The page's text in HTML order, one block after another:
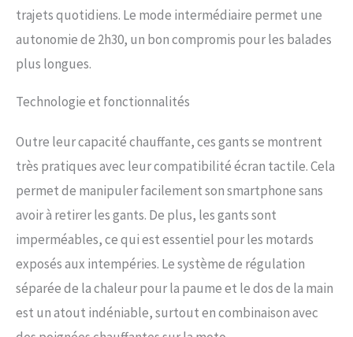
vous pouvez utiliser votre
smartphone sans effort
trajets quotidiens. Le mode intermédiaire permet une
autonomie de 2h30, un bon compromis pour les balades
plus longues.
Technologie et fonctionnalités
Outre leur capacité chauffante, ces gants se montrent
très pratiques avec leur compatibilité écran tactile. Cela
permet de manipuler facilement son smartphone sans
avoir à retirer les gants. De plus, les gants sont
imperméables, ce qui est essentiel pour les motards
exposés aux intempéries. Le système de régulation
séparée de la chaleur pour la paume et le dos de la main
est un atout indéniable, surtout en combinaison avec